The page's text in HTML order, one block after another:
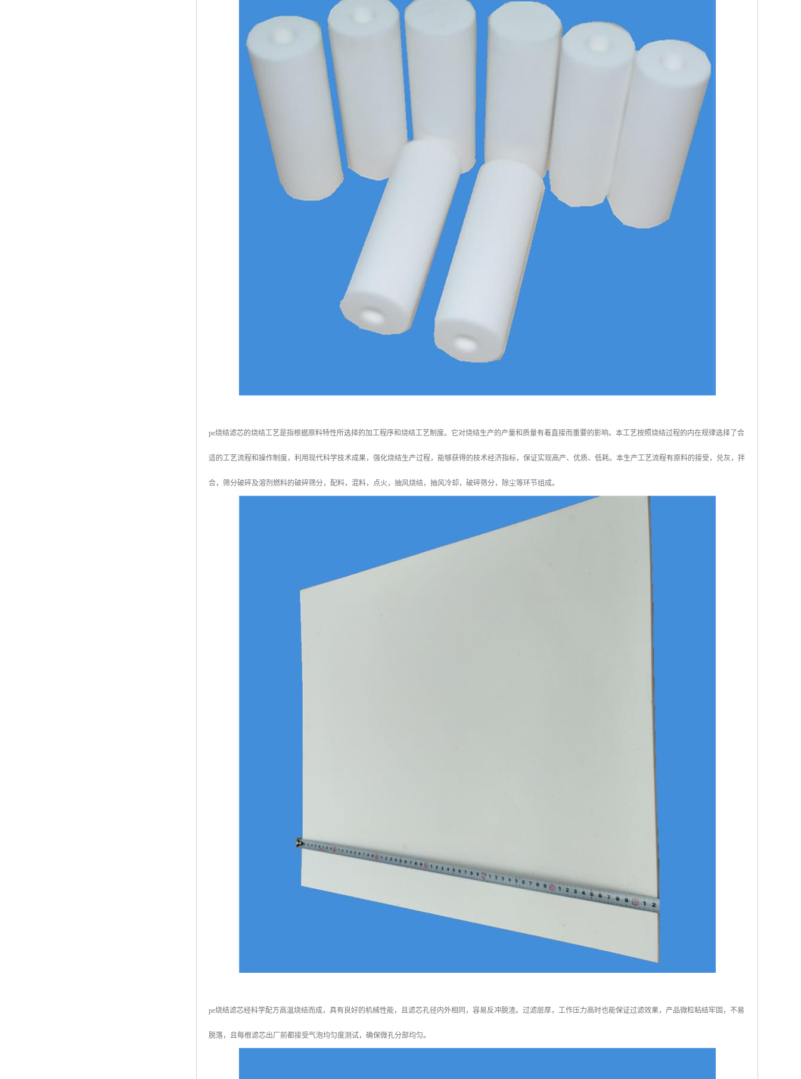
pe烧结滤芯的烧结工艺是指根据原料特性所选择的加工程序和烧结工艺制度。它对烧结生产的产量和质量有着直接而重要的影响。本工艺按照烧结过程的内在规律选择了合
适的工艺流程和操作制度，利用现代科学技术成果，强化烧结生产过程，能够获得的技术经济指标，保证实现高产、优质、低耗。本生产工艺流程有原料的接受，兑灰，拌
合，筛分破碎及溶剂燃料的破碎筛分，配料，混料，点火，抽风烧结，抽风冷却，破碎筛分，除尘等环节组成。
pe烧结滤芯经科学配方高温烧结而成，具有良好的机械性能，且滤芯孔径内外相同，容易反冲脱渣。过滤层厚，工作压力高时也能保证过滤效果，产品微粒粘结牢固，不易
脱落，且每根滤芯出厂前都接受气泡均匀度测试，确保微孔分部均匀。